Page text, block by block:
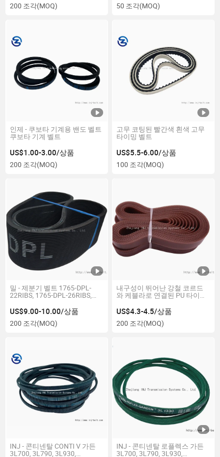
200 조각(MOQ) 50 조각(MOQ)
인제 - 쿠보타 기계용 밴도 벨트
쿠보타 기계 벨트
US$1.00-3.00/상품
200 조각(MOQ)
고무 코팅된 빨간색 흰색 고무
타이밍 벨트
US$5.5-6.00/상품
100 조각(MOQ)
밀 - 제분기 벨트 1765-DPL-
22RIBS, 1765-DPL-26RIBS,
US$9.00-10.00/상품
200 조각(MOQ)
내구성이 뛰어난 강철 코르드
와 케블라로 연결된 PU 타이밍
US$4.3-4.5/상품
200 조각(MOQ)
INJ - 콘티넨탈 CONTI V 가든
3L700, 3L790, 3L930,
INJ - 콘티넨탈 로플렉스 가든
3L700, 3L790, 3L930,